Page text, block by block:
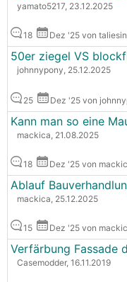
yamato5217, 23.12.2025
18 Dez '25 von taliesin
50er ziegel VS
johnnypony, 25.12.2025
25 Dez '25 von
Kann man so eine
mackica, 21.08.2025
18 Dez '25 von
Ablauf
mackica, 25.12.2025
15 Dez '25 von
Verfärbung Fassade
Casemodder, 16.11.2019